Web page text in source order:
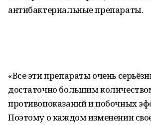
антибактериальные препараты.
«Все эти препараты очень
достаточно большим
противопоказаний и побочных
Поэтому о каждом изменении